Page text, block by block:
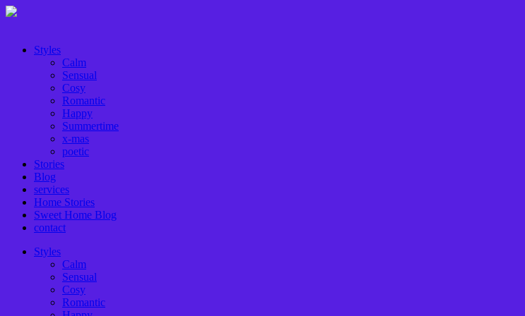
Styles
Calm
Sensual
Cosy
Romantic
Happy
Summertime
x-mas
poetic
Stories
Blog
services
Home Stories
Sweet Home Blog
contact
Styles
Calm
Sensual
Cosy
Romantic